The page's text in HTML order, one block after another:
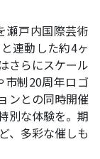
瀬戸内国際芸術
連動した約4ヶ
さらにスケール
市制20周年ロゴ
ンとの同時開催
別な体験を。期
、多彩な催しも